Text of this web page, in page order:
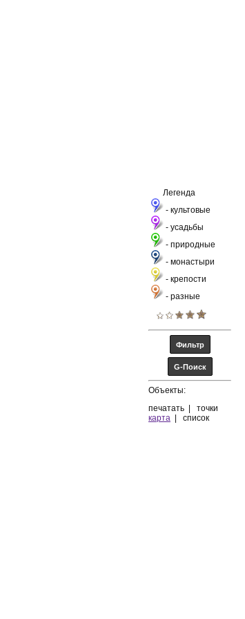
Легенда
- культовые
- усадьбы
- природные
- монастыри
- крепости
- разные
Объекты:
печатать
точки
карта
список